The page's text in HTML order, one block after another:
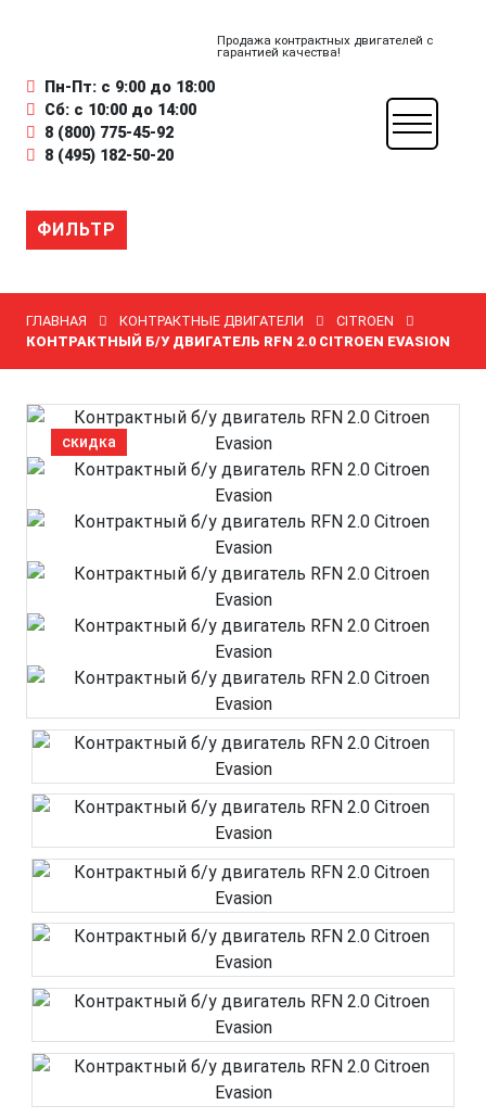
Продажа контрактных двигателей с
гарантией качества!
Пн-Пт: с 9:00 до 18:00
Сб: с 10:00 до 14:00
8 (800) 775-45-92
8 (495) 182-50-20
ФИЛЬТР
ГЛАВНАЯ КОНТРАКТНЫЕ ДВИГАТЕЛИ
CITROEN
КОНТРАКТНЫЙ Б/У ДВИГАТЕЛЬ RFN 2.0 CITROEN EVASION
скидка